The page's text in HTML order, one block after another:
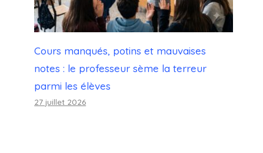
Cours manqués, potins et mauvaises
notes : le professeur sème la terreur
parmi les élèves
27 juillet 2026